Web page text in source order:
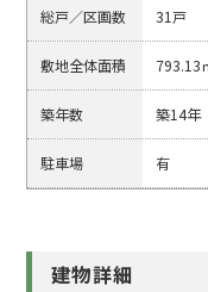
総戸／区画数 31戸
敷地全体面積 793.13
築年数 築14年
駐車場 有
建物詳細